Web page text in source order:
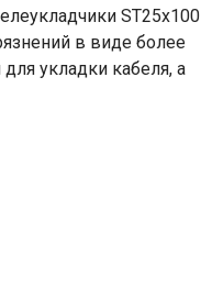
ST25х100
в виде более
укладки кабеля, а